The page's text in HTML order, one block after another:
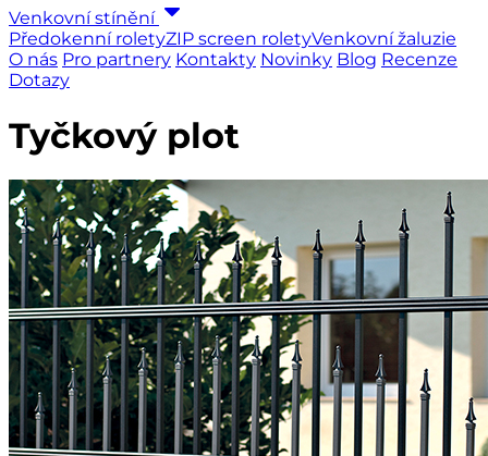
Venkovní stínění
Předokenní roletyZIP screen roletyVenkovní žaluzie
O nás Pro partnery Kontakty Novinky Blog Recenze
Dotazy
Tyčkový plot